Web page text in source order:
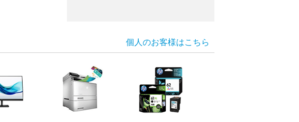
個人のお客様はこちら